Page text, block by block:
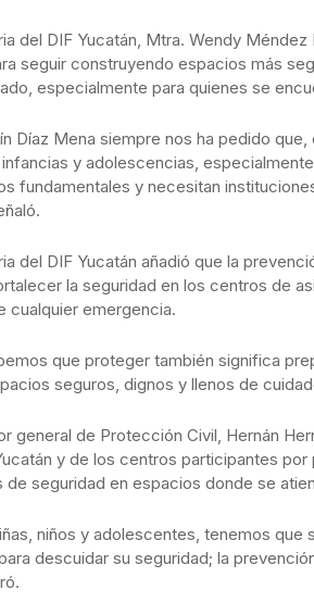
del DIF Yucatán, Mtra. Wendy
seguir construyendo espacios más
especialmente para quienes se
Díaz Mena siempre nos ha pedido
y adolescencias,
fundamentales y necesitan
del DIF Yucatán añadió que la
la seguridad en los centros de
cualquier emergencia.
que proteger también significa
seguros, dignos y llenos de
general de Protección Civil, Hernán
y de los centros participantes
seguridad en espacios donde se
niños y adolescentes, tenemos que
descuidar su seguridad; la